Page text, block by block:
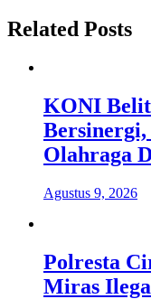
Related Posts
KONI
Olahraga
Agustus 9, 2026
Polresta
Miras